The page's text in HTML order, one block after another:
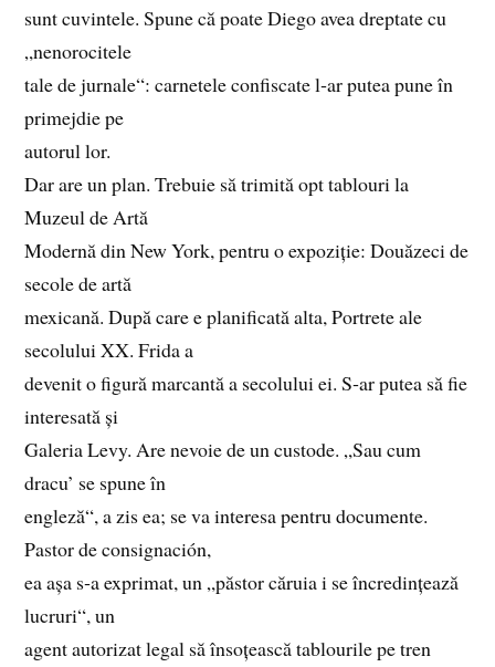
sunt cuvintele. Spune că poate Diego avea dreptate cu
„nenorocitele
tale de jurnale“: carnetele confiscate l‑ar putea pune în
primejdie pe
autorul lor.
Dar are un plan. Trebuie să trimită opt tablouri la
Muzeul de Artă
Modernă din New York, pentru o expoziție: Douăzeci de
secole de artă
mexicană. După care e planificată alta, Portrete ale
secolului XX. Frida a
devenit o figură marcantă a secolului ei. S‑ar putea să fie
interesată și
Galeria Levy. Are nevoie de un custode. „Sau cum
dracu’ se spune în
engleză“, a zis ea; se va interesa pentru documente.
Pastor de consignación,
ea așa s‑a exprimat, un „păstor căruia i se încredințează
lucruri“, un
agent autorizat legal să însoțească tablourile pe tren